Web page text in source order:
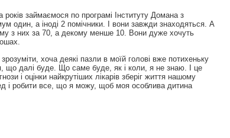
займаємося по програмі Інституту Домана з
один, а іноді 2 помічники. І вони завжди знаходяться. А
з них за 70, а декому менше 10. Вони дуже хочуть
хоча деякі пазли в моїй голові вже потихеньку
що далі буде. Що саме буде, як і коли, я не знаю. І це
і оцінки найкрутіших лікарів зберіг життя нашому
і робити все, що я можу, щоб моя особлива дитина